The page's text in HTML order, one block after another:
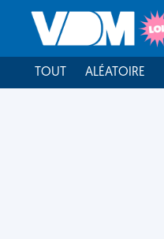
TOUT ALÉATOIRE